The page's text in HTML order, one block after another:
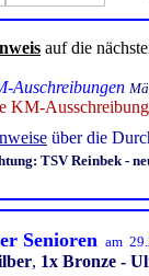
auf die
Auschreibungen
KM-
über die
TSV Reinbek -
Senioren am
, 1x Bronze -